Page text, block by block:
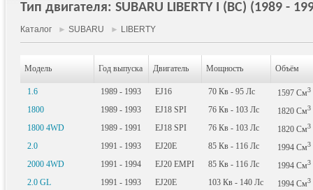
Тип двигателя: SUBARU LIBERTY I (BC) (1989 -
Каталог ► SUBARU ► LIBERTY
Модель Год выпуска Двигатель Мощность Объём
1.6 1989 - 1993 EJ16 70 Кв - 95 Лс 1597 См3
1800 1989 - 1993 EJ18 SPI 76 Кв - 103 Лс 1820 См3
1800 4WD 1989 - 1991 EJ18 SPI 76 Кв - 103 Лс 1820 См3
2.0 1991 - 1993 EJ20E 85 Кв - 116 Лс 1994 См3
2000 4WD 1991 - 1994 EJ20 EMPI 85 Кв - 116 Лс 1994 См3
2.0 GL 1991 - 1993 EJ20E 103 Кв - 140 Лс 1994 См3